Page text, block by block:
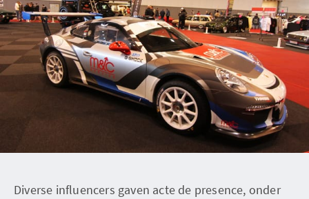
Diverse influencers gaven acte de presence, onder